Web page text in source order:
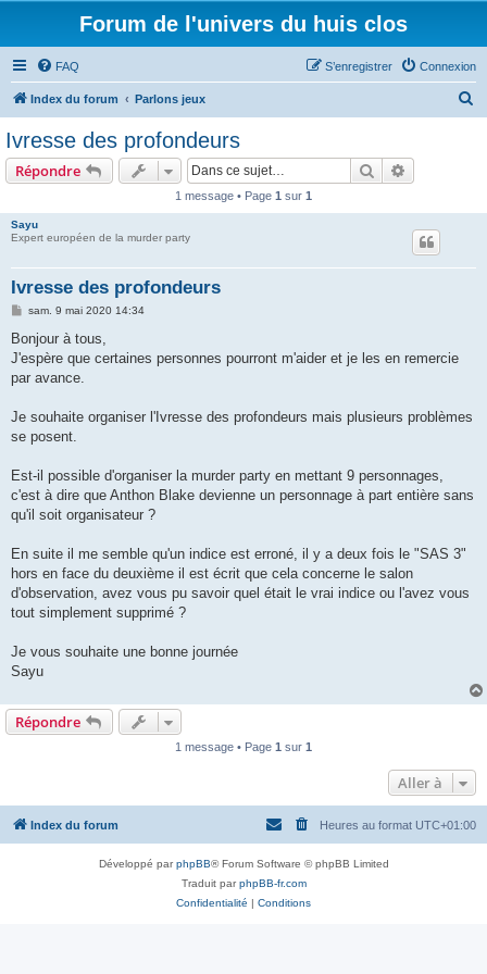
Forum de l'univers du huis clos
FAQ Connexion
S’enregistrer
Index du forum Parlons jeux
Ivresse des profondeurs
Répondre Rechercher
1 message • Page 1 sur 1
Sayu
Expert européen de la murder party
Ivresse des profondeurs
M
s
a
g
sam. 9 mai 2020 14:34
Bonjour à tous,
J'espère que certaines personnes pourront m'aider et je les en remercie
par avance.
Je souhaite organiser l'Ivresse des profondeurs mais plusieurs problèmes
se posent.
Est-il possible d'organiser la murder party en mettant 9 personnages,
c'est à dire que Anthon Blake devienne un personnage à part entière sans
qu'il soit organisateur ?
En suite il me semble qu'un indice est erroné, il y a deux fois le "SAS 3"
hors en face du deuxième il est écrit que cela concerne le salon
d'observation, avez vous pu savoir quel était le vrai indice ou l'avez vous
tout simplement supprimé ?
Je vous souhaite une bonne journée
Sayu
Répondre
1 message • Page 1 sur 1
Aller à
Index du forum Heures au format UTC+01:00
Développé parphpBB® Forum Software © phpBB Limited
Traduit parphpBB-fr.com
Confidentialité | Conditions